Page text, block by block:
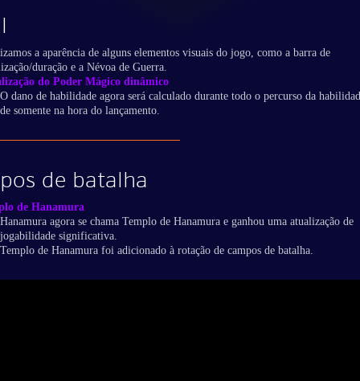
a aparência de alguns elementos visuais do jogo, como a barra de
duração e a Névoa de Guerra.
do Poder Mágico dinâmico
O dano de habilidade agora será calculado durante todo o percurso da
de somente na hora do lançamento.
de batalha
de Hanamura
Hanamura agora se chama Templo de Hanamura e ganhou uma atualização de
jogabilidade significativa.
Templo de Hanamura foi adicionado à rotação de campos de batalha.